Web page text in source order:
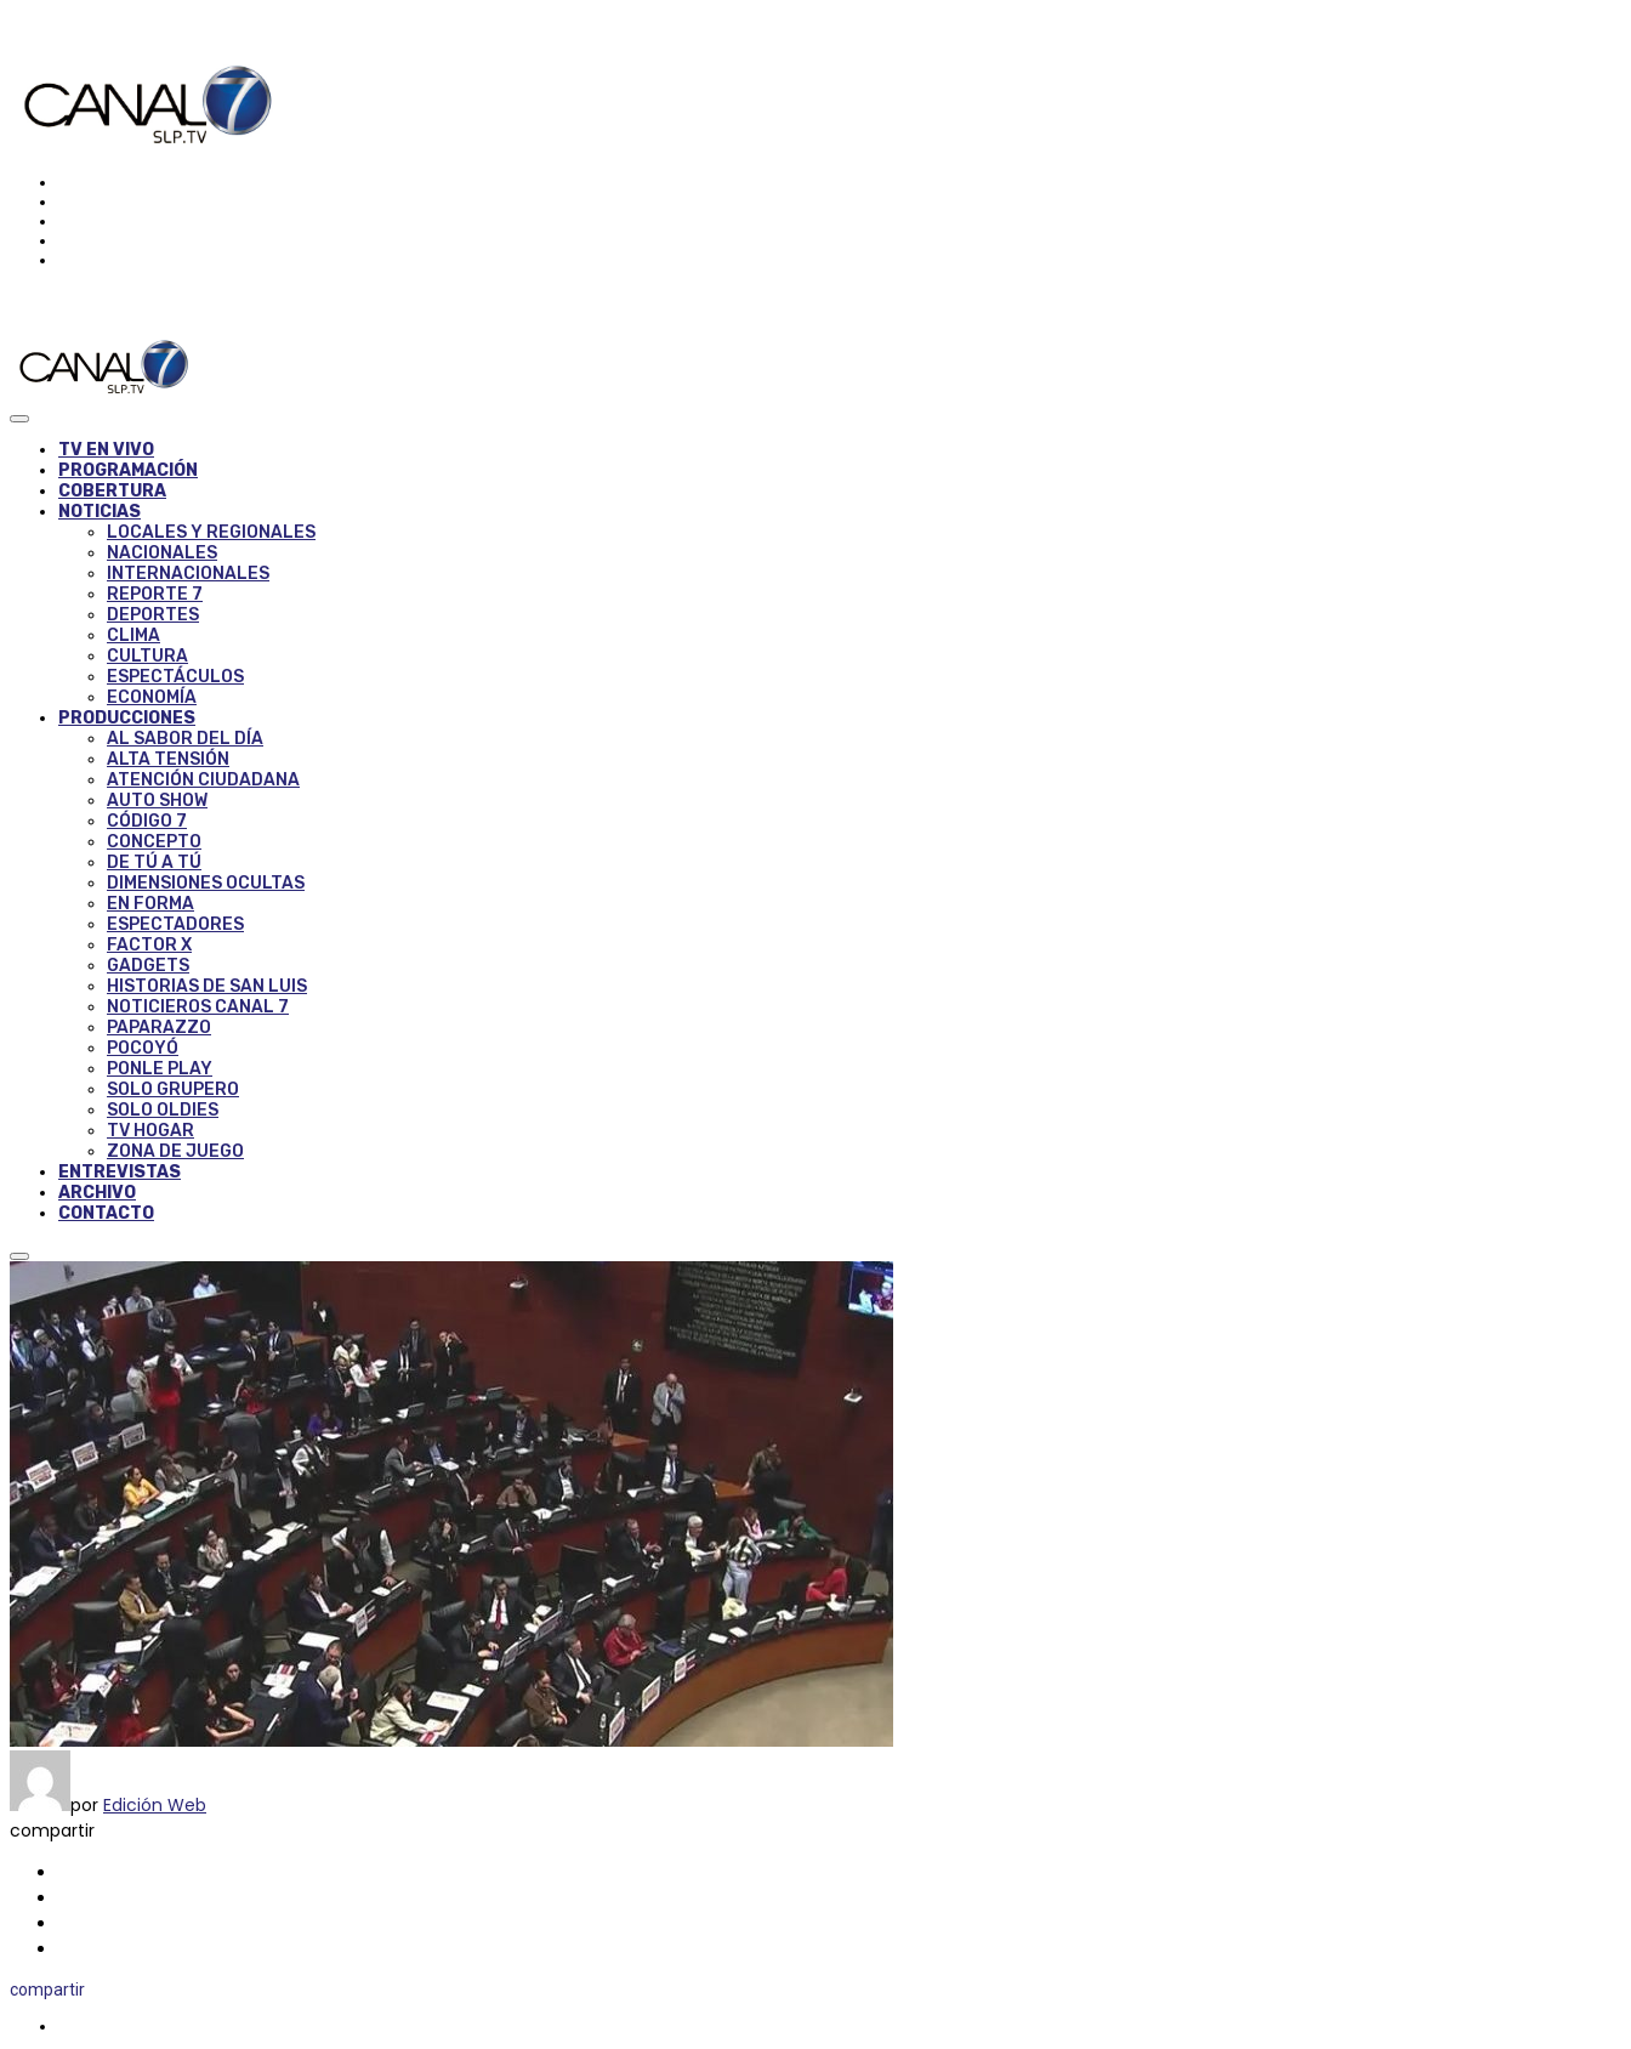
TV EN VIVO
PROGRAMACIÓN
COBERTURA
NOTICIAS
LOCALES Y REGIONALES
NACIONALES
INTERNACIONALES
REPORTE 7
DEPORTES
CLIMA
CULTURA
ESPECTÁCULOS
ECONOMÍA
PRODUCCIONES
AL SABOR DEL DÍA
ALTA TENSIÓN
ATENCIÓN CIUDADANA
AUTO SHOW
CÓDIGO 7
CONCEPTO
DE TÚ A TÚ
DIMENSIONES OCULTAS
EN FORMA
ESPECTADORES
FACTOR X
GADGETS
HISTORIAS DE SAN LUIS
NOTICIEROS CANAL 7
PAPARAZZO
POCOYÓ
PONLE PLAY
SOLO GRUPERO
SOLO OLDIES
TV HOGAR
ZONA DE JUEGO
ENTREVISTAS
ARCHIVO
CONTACTO
por Edición Web
compartir
compartir